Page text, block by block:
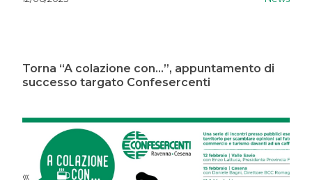
Torna “A colazione con...”, appuntamento di
successo targato Confesercenti